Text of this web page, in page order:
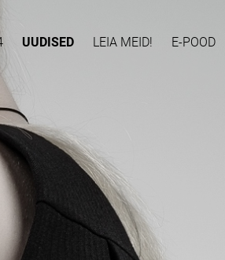
UUDISED LEIA MEID! E-POOD